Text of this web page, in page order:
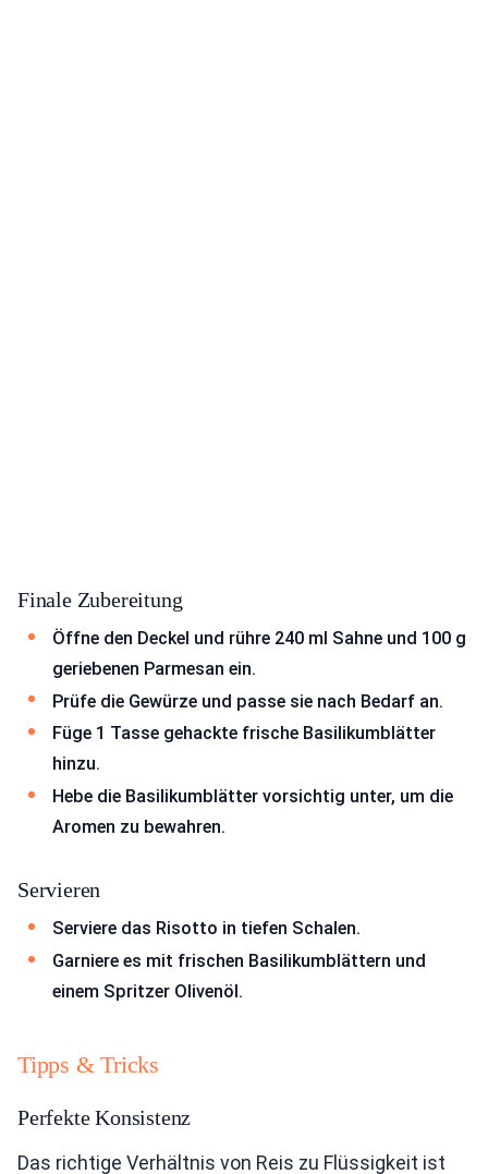
Finale Zubereitung
Öffne den Deckel und rühre 240 ml Sahne und 100 g
geriebenen Parmesan ein.
Prüfe die Gewürze und passe sie nach Bedarf an.
Füge 1 Tasse gehackte frische Basilikumblätter
hinzu.
Hebe die Basilikumblätter vorsichtig unter, um die
Aromen zu bewahren.
Servieren
Serviere das Risotto in tiefen Schalen.
Garniere es mit frischen Basilikumblättern und
einem Spritzer Olivenöl.
Tipps & Tricks
Perfekte Konsistenz
Das richtige Verhältnis von Reis zu Flüssigkeit ist